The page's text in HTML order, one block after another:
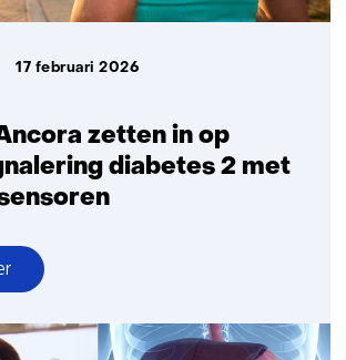
zetten in op
diabetes 2 met
17 februari 2026